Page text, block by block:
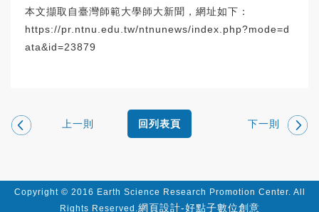
本文擷取自臺灣師範大學師大新聞，網址如下：
https://pr.ntnu.edu.tw/ntnunews/index.php?mode=d
ata&id=23879
上一則 下一則
回列表頁
Copyright © 2016 Earth Science Research Promotion Center. All
Rights Reserved.網頁設計-好點子數位創意